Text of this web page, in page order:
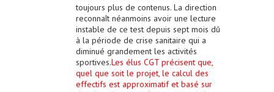
toujours plus de contenus. La direction
reconnaît néanmoins avoir une lecture
instable de ce test depuis sept mois dû
à la période de crise sanitaire qui a
diminué grandement les activités
sportives.Les élus CGT précisent que,
quel que soit le projet, le calcul des
effectifs est approximatif et basé sur